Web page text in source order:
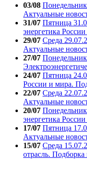
03/08 Понедельник
Актуальные
31/07 Пятница
энергетика
29/07 Среда
Актуальные
27/07
24/07 Пятница
России и мира.
22/07 Среда
Актуальные
20/07
энергетика
17/07 Пятница
Актуальные
15/07 Среда
отрасль. Подборка